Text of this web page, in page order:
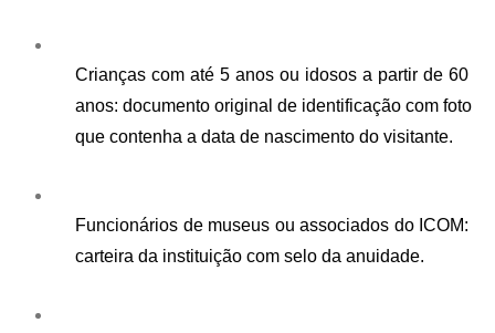
Crianças com até 5 anos ou idosos a partir de 60
anos: documento original de identificação com foto
que contenha a data de nascimento do visitante.
Funcionários de museus ou associados do ICOM:
carteira da instituição com selo da anuidade.